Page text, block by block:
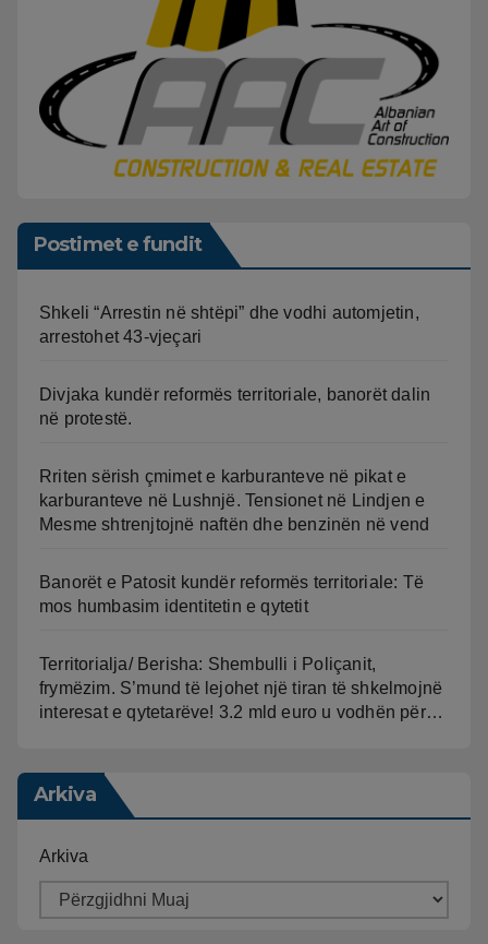
Postimet e fundit
Shkeli “Arrestin në shtëpi” dhe vodhi automjetin,
arrestohet 43-vjeçari
Divjaka kundër reformës territoriale, banorët dalin
në protestë.
Rriten sërish çmimet e karburanteve në pikat e
karburanteve në Lushnjë. Tensionet në Lindjen e
Mesme shtrenjtojnë naftën dhe benzinën në vend
Banorët e Patosit kundër reformës territoriale: Të
mos humbasim identitetin e qytetit
Territorialja/ Berisha: Shembulli i Poliçanit,
frymëzim. S’mund të lejohet një tiran të shkelmojnë
interesat e qytetarëve! 3.2 mld euro u vodhën për…
Arkiva
Arkiva